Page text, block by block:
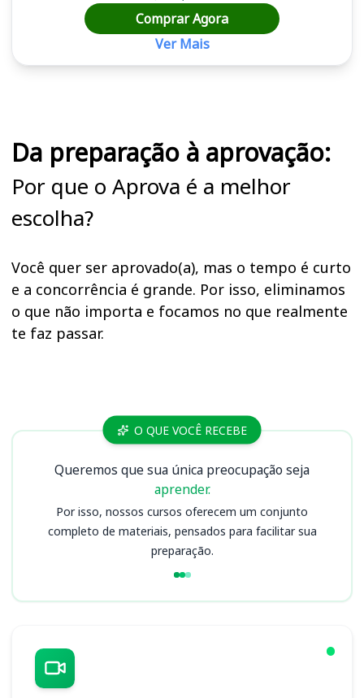
Comprar Agora
Ver Mais
Da preparação à aprovação:
Por que o Aprova é a melhor
escolha?
Você quer ser aprovado(a), mas o tempo é curto
e a concorrência é grande. Por isso, eliminamos
o que não importa e focamos no que realmente
te faz passar.
Cursos O QUE VOCÊ RECEBE
Queremos que sua única preocupação seja
aprender.
Por isso, nossos cursos oferecem um conjunto
completo de materiais, pensados para facilitar sua
preparação.